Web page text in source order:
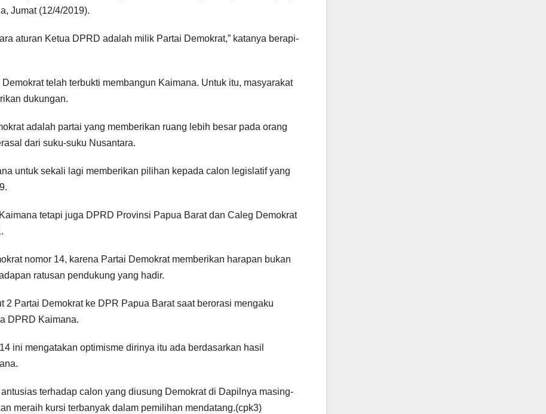
Jumat (12/4/2019).
aturan Ketua DPRD adalah milik Partai Demokrat,” katanya berapi-
telah terbukti membangun Kaimana. Untuk itu, masyarakat
dukungan.
adalah partai yang memberikan ruang lebih besar pada orang
dari suku-suku Nusantara.
untuk sekali lagi memberikan pilihan kepada calon legislatif yang
tetapi juga DPRD Provinsi Papua Barat dan Caleg Demokrat
nomor 14, karena Partai Demokrat memberikan harapan bukan
ratusan pendukung yang hadir.
2 Partai Demokrat ke DPR Papua Barat saat berorasi mengaku
DPRD Kaimana.
ini mengatakan optimisme dirinya itu ada berdasarkan hasil
terhadap calon yang diusung Demokrat di Dapilnya masing-
meraih kursi terbanyak dalam pemilihan mendatang.(cpk3)